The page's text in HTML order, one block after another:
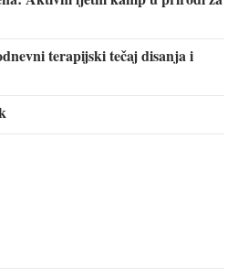
terapijski tečaj disanja i